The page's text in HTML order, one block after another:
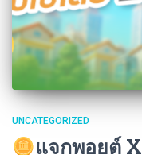
UNCATEGORIZED
แจกพอยต์